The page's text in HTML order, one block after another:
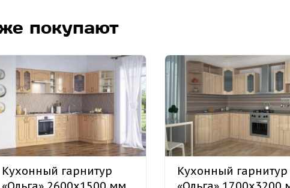
покупают
Кухонный гарнитур
Кухонный гарнитур